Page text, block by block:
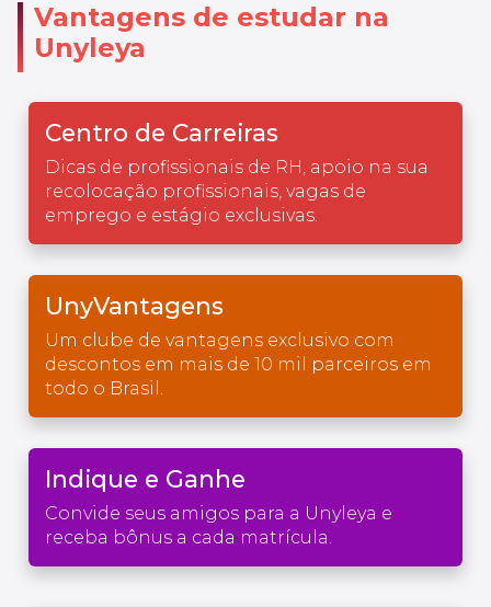
Vantagens de estudar na
Unyleya
Centro de Carreiras
Dicas de profissionais de RH, apoio na sua
recolocação profissionais, vagas de
emprego e estágio exclusivas.
UnyVantagens
Um clube de vantagens exclusivo com
descontos em mais de 10 mil parceiros em
todo o Brasil.
Indique e Ganhe
Convide seus amigos para a Unyleya e
receba bônus a cada matrícula.